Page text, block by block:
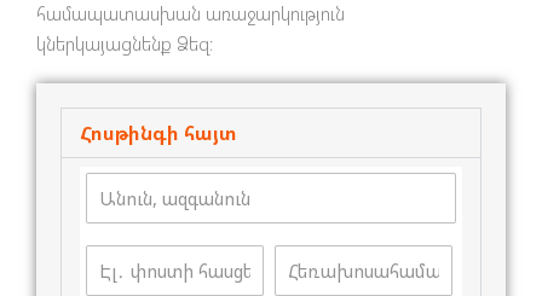
համապատասխան առաջարկություն
կներկայացնենք Ձեզ։
Հոսթինգի հայտ